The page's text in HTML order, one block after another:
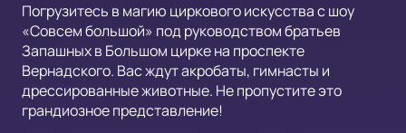
Погрузитесь в магию циркового искусства с шоу
«Совсем большой» под руководством братьев
Запашных в Большом цирке на проспекте
Вернадского. Вас ждут акробаты, гимнасты и
дрессированные животные. Не пропустите это
грандиозное представление!